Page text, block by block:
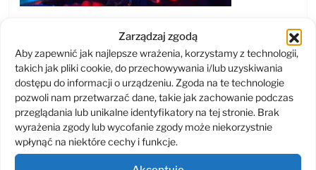
Zarządzaj zgodą
Aby zapewnić jak najlepsze wrażenia, korzystamy z technologii,
takich jak pliki cookie, do przechowywania i/lub uzyskiwania
dostępu do informacji o urządzeniu. Zgoda na te technologie
pozwoli nam przetwarzać dane, takie jak zachowanie podczas
przeglądania lub unikalne identyfikatory na tej stronie. Brak
wyrażenia zgody lub wycofanie zgody może niekorzystnie
wpłynąć na niektóre cechy i funkcje.
i inteligentnych technologii Potrzebna jest elastyczna
moc…
ZOBACZ WIĘCEJ
Kompleksowe podejście do ochrony danych, czyli rodzina IBM Security Guardium